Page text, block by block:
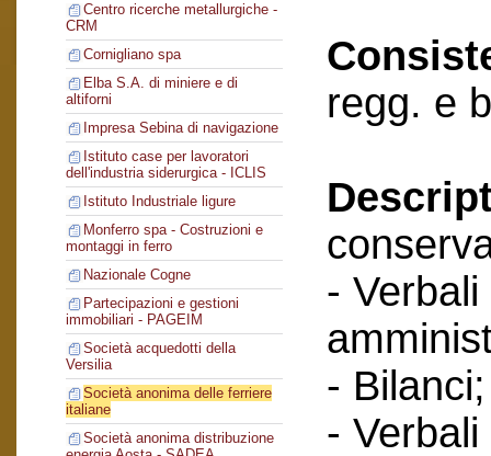
Centro ricerche metallurgiche -
CRM
Cornigliano spa
Elba S.A. di miniere e di
altiforni
Impresa Sebina di navigazione
Istituto case per lavoratori
dell'industria siderurgica - ICLIS
Istituto Industriale ligure
Monferro spa - Costruzioni e
montaggi in ferro
Nazionale Cogne
Partecipazioni e gestioni
immobiliari - PAGEIM
Società acquedotti della
Versilia
Società anonima delle ferriere
italiane
Società anonima distribuzione
regg. e
-
- Bilanci;
-